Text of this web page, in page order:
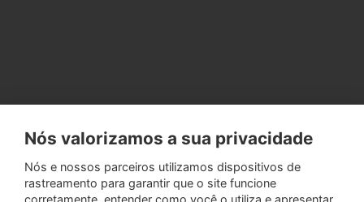
Nós valorizamos a sua privacidade
Nós e nossos parceiros utilizamos dispositivos de
rastreamento para garantir que o site funcione
corretamente, entender como você o utiliza e apresentar